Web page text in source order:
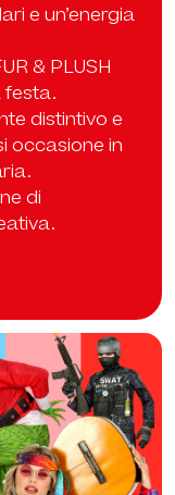
e un’energia
& PLUSH
festa.
distintivo e
occasione in
di